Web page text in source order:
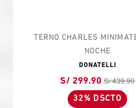
TERNO CHARLES
NOCHE
DONATELLI
S/ 299.90 S/ 439.90
32% DSCTO